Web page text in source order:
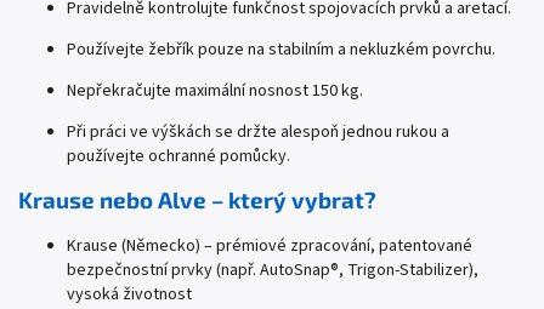
Pravidelně kontrolujte funkčnost spojovacích prvků a aretací.
Používejte žebřík pouze na stabilním a nekluzkém povrchu.
Nepřekračujte maximální nosnost 150 kg.
Při práci ve výškách se držte alespoň jednou rukou a
používejte ochranné pomůcky.
Krause nebo Alve – který vybrat?
Krause (Německo) – prémiové zpracování, patentované
bezpečnostní prvky (např. AutoSnap®, Trigon-Stabilizer),
vysoká životnost